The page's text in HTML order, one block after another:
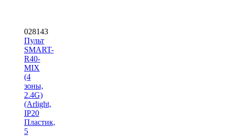
028143
Пульт
SMART-
R40-
MIX
(4
зоны,
2.4G)
(Arlight,
IP20
Пластик,
5